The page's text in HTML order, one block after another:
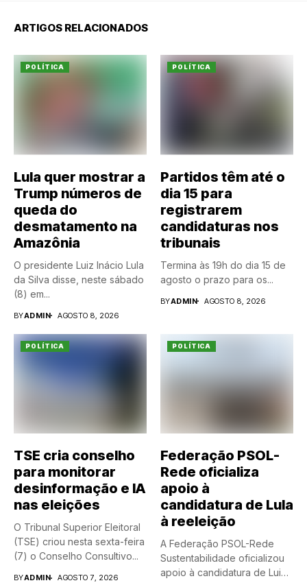
ARTIGOS RELACIONADOS
POLÍTICA
Lula quer mostrar a
Trump números de
queda do
desmatamento na
Amazônia
O presidente Luiz Inácio Lula
da Silva disse, neste sábado
(8) em...
BYADMIN AGOSTO 8, 2026
POLÍTICA
Partidos têm até o
dia 15 para
registrarem
candidaturas nos
tribunais
Termina às 19h do dia 15 de
agosto o prazo para os...
BYADMIN AGOSTO 8, 2026
POLÍTICA
TSE cria conselho
para monitorar
desinformação e IA
nas eleições
O Tribunal Superior Eleitoral
(TSE) criou nesta sexta-feira
(7) o Conselho Consultivo...
BYADMIN AGOSTO 7, 2026
POLÍTICA
Federação PSOL-
Rede oficializa
apoio à
candidatura de Lula
à reeleição
A Federação PSOL-Rede
Sustentabilidade oficializou
apoio à candidatura de Luiz